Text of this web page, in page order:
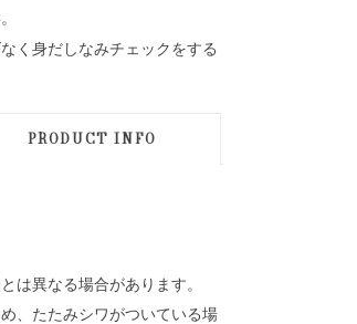
く身だしなみチェックをする
PRODUCT INFO
は異なる場合があります。
、たたみシワがついている場